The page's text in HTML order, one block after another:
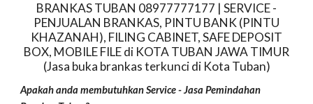
BRANKAS TUBAN 08977777177 | SERVICE -
PENJUALAN BRANKAS, PINTU BANK (PINTU
KHAZANAH), FILING CABINET, SAFE DEPOSIT
BOX, MOBILE FILE di KOTA TUBAN JAWA TIMUR
(Jasa buka brankas terkunci di Kota Tuban)
Apakah anda membutuhkanService - Jasa Pemindahan